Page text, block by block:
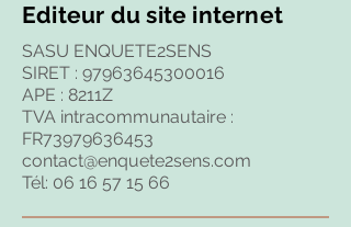
Editeur du site internet
SASU ENQUETE2SENS
SIRET : 97963645300016
APE : 8211Z
TVA intracommunautaire :
FR73979636453
contact@enquete2sens.com
Tél: 06 16 57 15 66